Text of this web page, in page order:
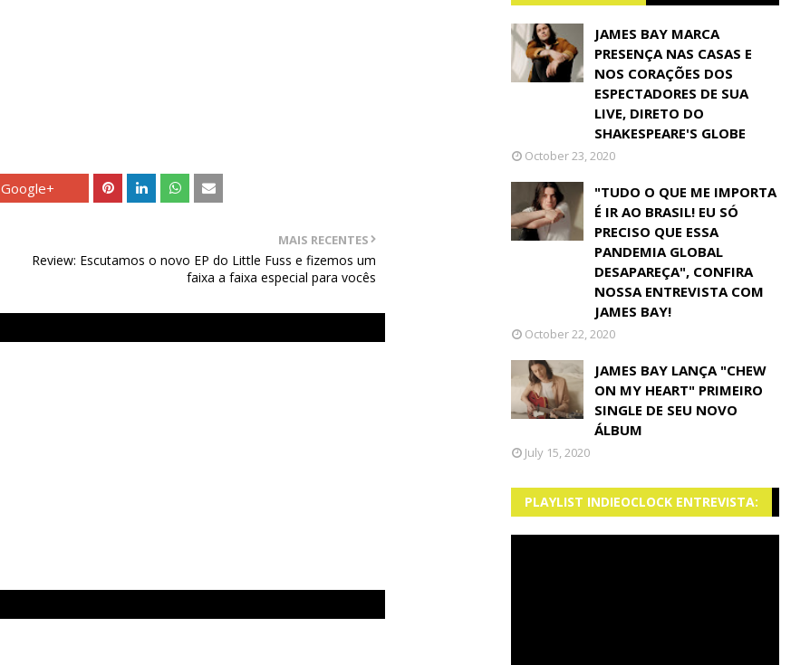
Google+
MAIS RECENTES
Review: Escutamos o novo EP do Little Fuss e fizemos um
faixa a faixa especial para vocês
JAMES BAY MARCA
PRESENÇA NAS CASAS E
NOS CORAÇÕES DOS
ESPECTADORES DE SUA
LIVE, DIRETO DO
SHAKESPEARE'S GLOBE
October 23, 2020
"TUDO O QUE ME IMPORTA
É IR AO BRASIL! EU SÓ
PRECISO QUE ESSA
PANDEMIA GLOBAL
DESAPAREÇA", CONFIRA
NOSSA ENTREVISTA COM
JAMES BAY!
October 22, 2020
JAMES BAY LANÇA "CHEW
ON MY HEART" PRIMEIRO
SINGLE DE SEU NOVO
ÁLBUM
July 15, 2020
PLAYLIST INDIEOCLOCK ENTREVISTA: